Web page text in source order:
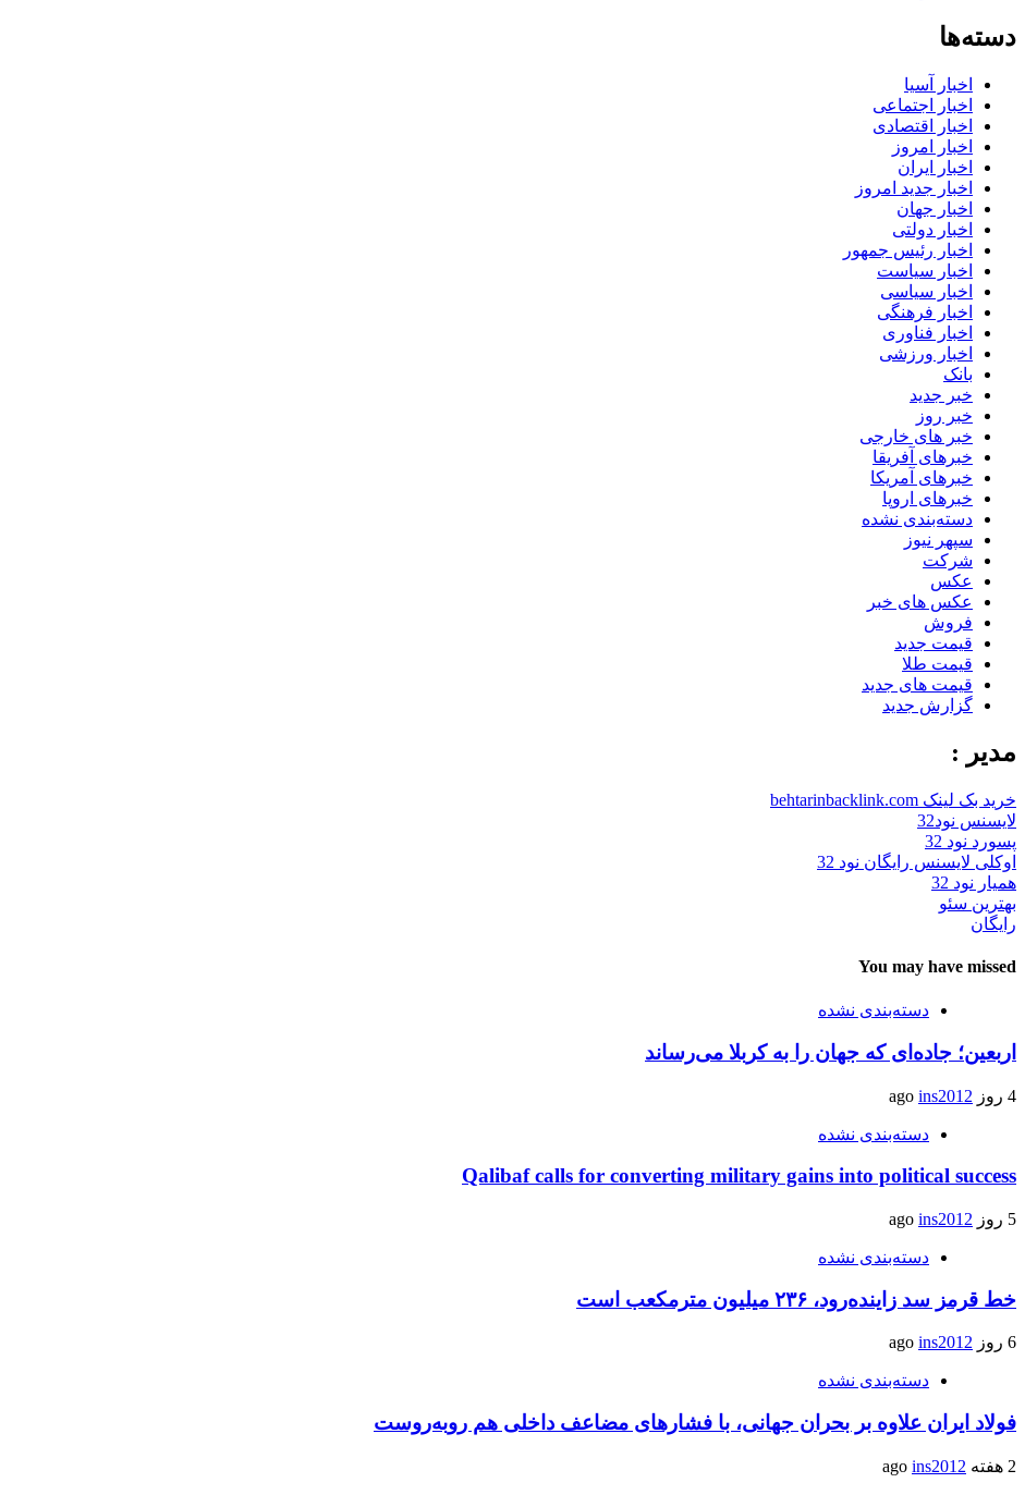
دسته‌ها
اخبار آسیا
اخبار اجتماعی
اخبار اقتصادی
اخبار امروز
اخبار ایران
اخبار جدید امروز
اخبار جهان
اخبار دولتی
اخبار رئیس جمهور
اخبار سیاست
اخبار سیاسی
اخبار فرهنگی
اخبار فناوری
اخبار ورزشی
بانک
خبر جدید
خبر روز
خبر های خارجی
خبرهای آفریقا
خبرهای آمریکا
خبرهای اروپا
دسته‌بندی نشده
سپهر نیوز
شرکت
عکس
عکس های خبر
فروش
قیمت جدید
قیمت طلا
قیمت های جدید
گزارش جدید
مدیر :
خرید بک لینک behtarinbacklink.com
لایسنس نود32
پسورد نود 32
اوکلی لایسنس رایگان نود 32
همیار نود 32
بهترین سئو
رایگان
You may have missed
دسته‌بندی نشده
اربعین؛ جاده‌ای که جهان را به کربلا می‌رساند
4 روز ago ins2012
دسته‌بندی نشده
Qalibaf calls for converting military gains into political success
5 روز ago ins2012
دسته‌بندی نشده
خط قرمز سد زاینده‌رود، ۲۳۶ میلیون مترمکعب است
6 روز ago ins2012
دسته‌بندی نشده
فولاد ایران علاوه بر بحران جهانی، با فشارهای مضاعف داخلی هم روبه‌روست
2 هفته ago ins2012